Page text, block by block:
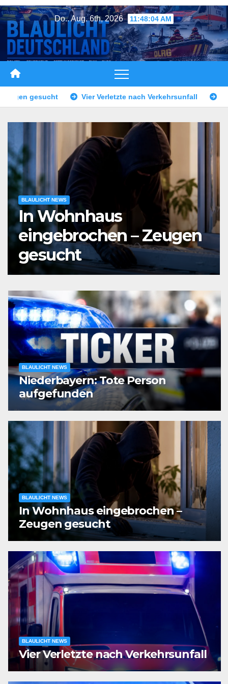
Zum
Inhalt
springen
Do.. Aug. 6th, 2026 11:48:06 AM
nach Verkehrsunfall Niederbayern: Verkehrsunfall
BLAULICHT NEWS
Vier Verletzte nach
Verkehrsunfall
BLAULICHT NEWS
Niederbayern: Tote Person
aufgefunden
BLAULICHT NEWS
In Wohnhaus eingebrochen –
Zeugen gesucht
BLAULICHT NEWS
Vier Verletzte nach Verkehrsunfall